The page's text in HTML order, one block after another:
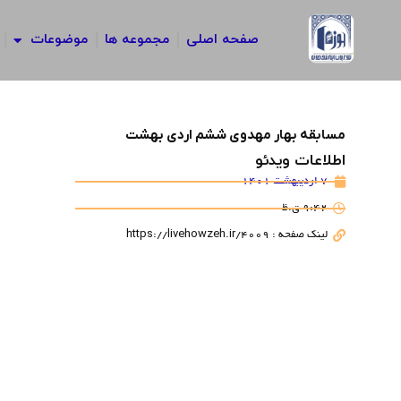
صفحه اصلی مجموعه ها موضوعات
مسابقه بهار مهدوی ششم اردی بهشت
اطلاعات ویدئو
7 اردیبهشت 1401
9:42 ق.ظ
لینک صفحه : https://livehowzeh.ir/4009